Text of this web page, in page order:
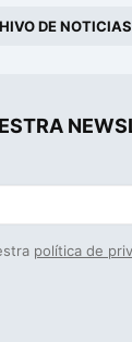
DE NOTICIAS
política de